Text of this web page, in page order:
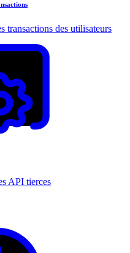
transactions des utilisateurs
API tierces